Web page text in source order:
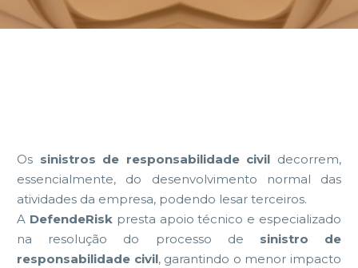
Os sinistros de responsabilidade civil decorrem,
essencialmente, do desenvolvimento normal das
atividades da empresa, podendo lesar terceiros.
A DefendeRisk presta apoio técnico e especializado
na resolução do processo de
sinistro de
responsabilidade civil, garantindo o menor impacto